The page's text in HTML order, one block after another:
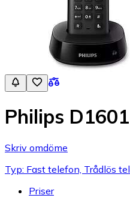
Philips D1601
Skriv omdöme
Typ: Fast telefon, Trådlös
Priser